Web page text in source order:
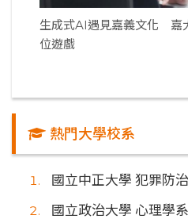
生成式AI遇見嘉義文化 嘉
位遊戲
熱門大學校系
國立中正大學 犯罪防
國立政治大學 心理學系